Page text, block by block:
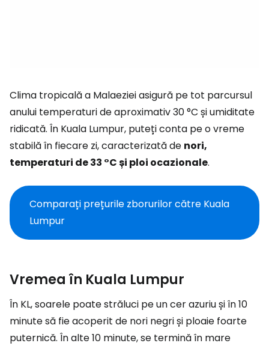
Clima tropicală a Malaeziei asigură pe tot parcursul
anului temperaturi de aproximativ 30 °C și umiditate
ridicată. În Kuala Lumpur, puteți conta pe o vreme
stabilă în fiecare zi, caracterizată de nori,
temperaturi de 33 °C și ploi ocazionale.
Comparați prețurile zborurilor către Kuala
Lumpur
Vremea în Kuala Lumpur
În KL, soarele poate străluci pe un cer azuriu și în 10
minute să fie acoperit de nori negri și ploaie foarte
puternică. În alte 10 minute, se termină în mare